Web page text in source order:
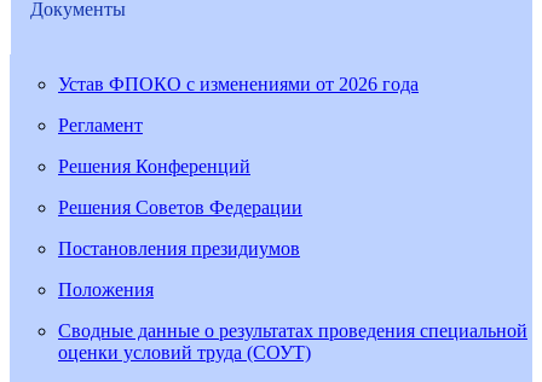
Документы
Устав ФПОКО с изменениями от 2026 года
Регламент
Решения Конференций
Решения Советов Федерации
Постановления президиумов
Положения
Сводные данные о результатах проведения специальной
оценки условий труда (СОУТ)